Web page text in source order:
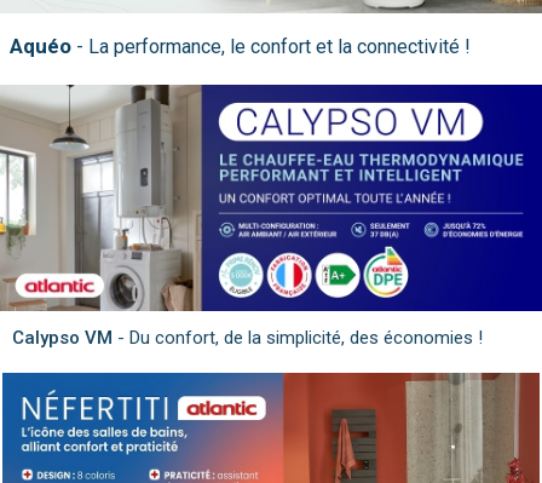
Aquéo
Calypso VM - Du confort, de la simplicité, des économies !